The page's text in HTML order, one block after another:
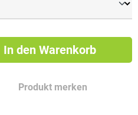
In den Warenkorb
Produkt merken